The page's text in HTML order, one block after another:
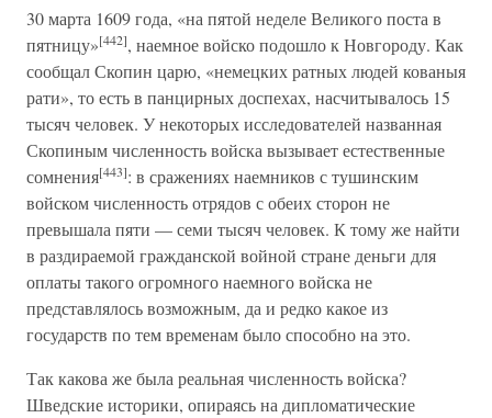
30 марта 1609 года, «на пятой неделе Великого поста в
пятницу»[442], наемное войско подошло к Новгороду. Как
сообщал Скопин царю, «немецких ратных людей кованыя
рати», то есть в панцирных доспехах, насчитывалось 15
тысяч человек. У некоторых исследователей названная
Скопиным численность войска вызывает естественные
сомнения[443]: в сражениях наемников с тушинским
войском численность отрядов с обеих сторон не
превышала пяти — семи тысяч человек. К тому же найти
в раздираемой гражданской войной стране деньги для
оплаты такого огромного наемного войска не
представлялось возможным, да и редко какое из
государств по тем временам было способно на это.
Так какова же была реальная численность войска?
Шведские историки, опираясь на дипломатические